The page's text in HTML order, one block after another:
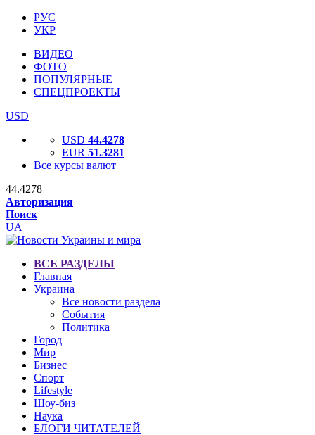
РУС
УКР
ВИДЕО
ФОТО
ПОПУЛЯРНЫЕ
СПЕЦПРОЕКТЫ
USD
USD 44.4278
EUR 51.3281
Все курсы валют
44.4278
Авторизация
Поиск
UA
ВСЕ РАЗДЕЛЫ
Главная
Украина
Все новости раздела
События
Политика
Город
Мир
Бизнес
Спорт
Lifestyle
Шоу-биз
Наука
БЛОГИ ЧИТАТЕЛЕЙ